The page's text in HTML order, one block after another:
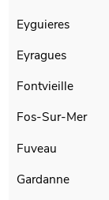
Eyguieres
Eyragues
Fontvieille
Fos-Sur-Mer
Fuveau
Gardanne